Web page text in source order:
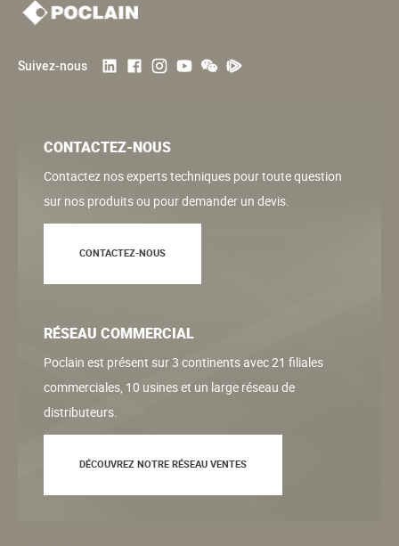
Suivez-nous
CONTACTEZ-NOUS
Contactez nos experts techniques pour toute question
sur nos produits ou pour demander un devis.
CONTACTEZ-NOUS
RÉSEAU COMMERCIAL
Poclain est présent sur 3 continents avec 21 filiales
commerciales, 10 usines et un large réseau de
distributeurs.
DÉCOUVREZ NOTRE RÉSEAU VENTES